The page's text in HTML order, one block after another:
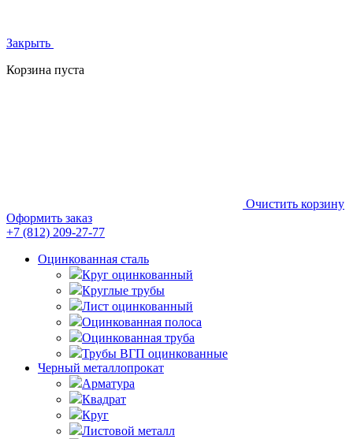
Закрыть
Корзина пуста
Очистить корзину
Оформить заказ
+7 (812) 209-27-77
Оцинкованная сталь
Круг оцинкованный
Круглые трубы
Лист оцинкованный
Оцинкованная полоса
Оцинкованная труба
Трубы ВГП оцинкованные
Черный металлопрокат
Арматура
Квадрат
Круг
Листовой металл